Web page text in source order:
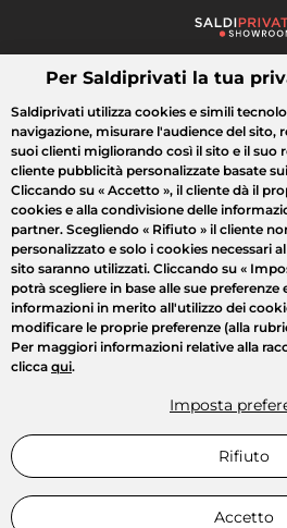
Cosa cerchi?
Tutte le vendite Moda Casa
Per Saldiprivati la tua
Saldiprivati utilizza cookies e simili
navigazione, misurare l'audience del sito,
suoi clienti migliorando così il sito e il suo
cliente pubblicità personalizzate basate
Cliccando su « Accetto », il cliente dà il
cookies e alla condivisione delle
partner. Scegliendo « Rifiuto » il cliente
personalizzato e solo i cookies necessari
sito saranno utilizzati. Cliccando su «
potrà scegliere in base alle sue
informazioni in merito all'utilizzo dei
modificare le proprie preferenze (alla
Per maggiori informazioni relative alla
clicca qui.
Imposta
Rifiuto
Accetto